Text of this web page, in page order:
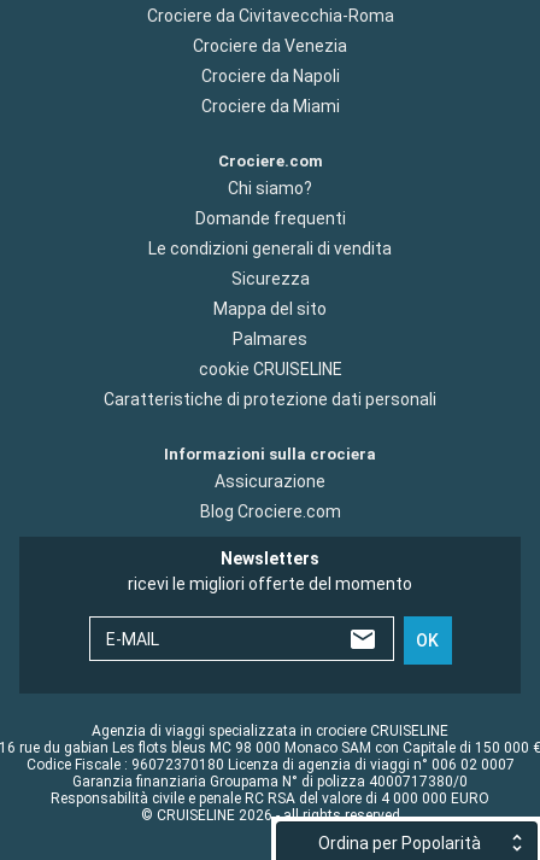
Ordina per Popolarità
Crociere da Civitavecchia-Roma
Crociere da Venezia
Crociere da Napoli
Crociere da Miami
Crociere.com
Chi siamo?
Domande frequenti
Le condizioni generali di vendita
Sicurezza
Mappa del sito
Palmares
cookie CRUISELINE
Caratteristiche di protezione dati personali
Informazioni sulla crociera
Assicurazione
Blog Crociere.com
Newsletters
ricevi le migliori offerte del momento
E-MAIL OK
Agenzia di viaggi specializzata in crociere CRUISELINE
16 rue du gabian Les flots bleus MC 98 000 Monaco SAM con Capitale di 150 000 €
Codice Fiscale : 96072370180 Licenza di agenzia di viaggi n° 006 02 0007
Garanzia finanziaria Groupama N° di polizza 4000717380/0
Responsabilità civile e penale RC RSA del valore di 4 000 000 EURO
© CRUISELINE 2026 - all rights reserved